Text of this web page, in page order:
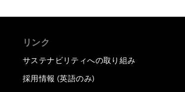
リンク
サステナビリティへの取り組み
採用情報 (英語のみ)